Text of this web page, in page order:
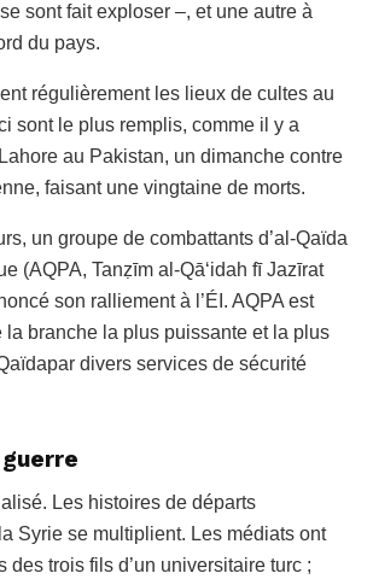
sont fait exploser –, et une autre à
du pays.
régulièrement les lieux de cultes au
sont le plus remplis, comme il y a
au Pakistan, un dimanche contre
faisant une vingtaine de morts.
un groupe de combattants d’a l-Qaïda
(AQPA, Tanẓīm al-Qā‘idah fī Jazīrat
son ralliement à l’ÉI. AQPA est
la branche la plus puissante et la plus
divers services de sécurité
Les histoires de départs
Syrie se multiplient. Les médiats ont
des trois fils d’un universitaire turc ;